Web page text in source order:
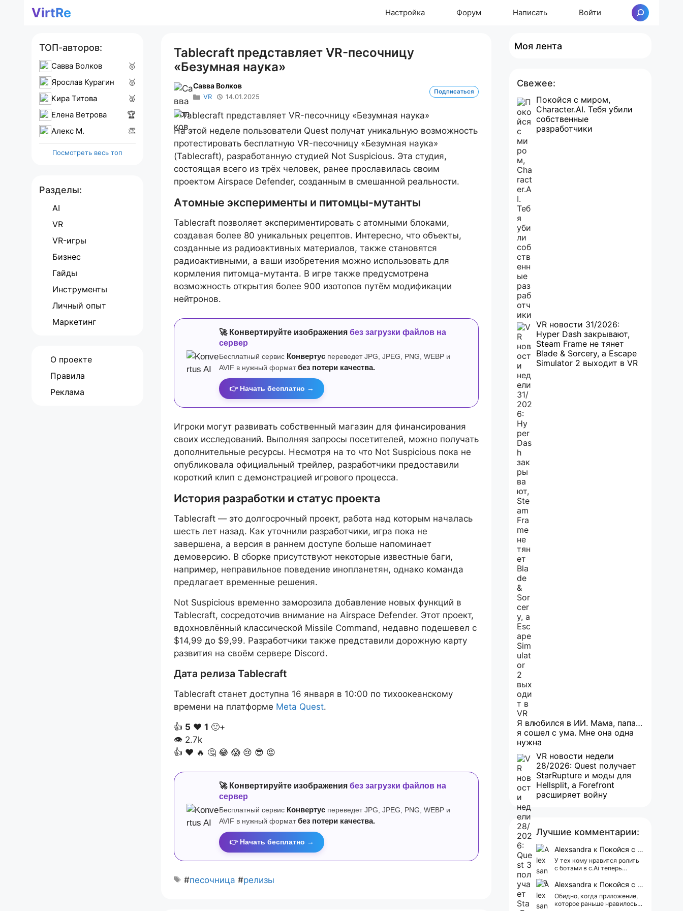
ПерейтиVirtRe Настройка Форум Написать Войти Поиск
Tablecraft представляет VR-песочницу
«Безумная наука»
Савва Волков
VR 14.01.2025
Подписаться
На этой неделе пользователи Quest получат уникальную возможность
протестировать бесплатную VR-песочницу «Безумная наука»
(Tablecraft), разработанную студией Not Suspicious. Эта студия,
состоящая всего из трёх человек, ранее прославилась своим
проектом Airspace Defender, созданным в смешанной реальности.
Атомные эксперименты и питомцы-мутанты
Tablecraft позволяет экспериментировать с атомными блоками,
создавая более 80 уникальных рецептов. Интересно, что объекты,
созданные из радиоактивных материалов, также становятся
радиоактивными, а ваши изобретения можно использовать для
кормления питомца-мутанта. В игре также предусмотрена
возможность открытия более 900 изотопов путём модификации
нейтронов.
🚀 Конвертируйте изображения без загрузки файлов на
сервер
Бесплатный сервис Конвертус переведет JPG, JPEG, PNG, WEBP и
AVIF в нужный формат без потери качества.
👉 Начать бесплатно →
Игроки могут развивать собственный магазин для финансирования
своих исследований. Выполняя запросы посетителей, можно получать
дополнительные ресурсы. Несмотря на то что Not Suspicious пока не
опубликовала официальный трейлер, разработчики предоставили
короткий клип с демонстрацией игрового процесса.
История разработки и статус проекта
Tablecraft — это долгосрочный проект, работа над которым началась
шесть лет назад. Как уточнили разработчики, игра пока не
завершена, а версия в раннем доступе больше напоминает
демоверсию. В сборке присутствуют некоторые известные баги,
например, неправильное поведение инопланетян, однако команда
предлагает временные решения.
Not Suspicious временно заморозила добавление новых функций в
Tablecraft, сосредоточив внимание на Airspace Defender. Этот проект,
вдохновлённый классической Missile Command, недавно подешевел с
$14,99 до $9,99. Разработчики также представили дорожную карту
развития на своём сервере Discord.
Дата релиза Tablecraft
Tablecraft станет доступна 16 января в 10:00 по тихоокеанскому
времени на платформе Meta Quest.
👍 5 ❤️ 1 🙂+
👁 2.7k
👍 ❤️ 🔥 🤔 😂 😱 😢 😎 😡
🚀 Конвертируйте изображения без загрузки файлов на
сервер
Бесплатный сервис Конвертус переведет JPG, JPEG, PNG, WEBP и
AVIF в нужный формат без потери качества.
👉 Начать бесплатно →
#песочница #релизы
ТОП-авторов:
Савва Волков
🥇
Ярослав Курагин
🥈
Кира Титова
🥉
Елена Ветрова
🏆
Алекс M.
👏
Посмотреть весь топ
Разделы:
AI
VR
VR-игры
Бизнес
Гайды
Инструменты
Личный опыт
Маркетинг
О проекте
Правила
Реклама
Моя лента
Свежее:
Покойся с миром,
Character.AI. Тебя убили
собственные
разработчики
VR новости 31/2026:
Hyper Dash закрывают,
Steam Frame не тянет
Blade & Sorcery, а Escape
Simulator 2 выходит в VR
Я влюбился в ИИ. Мама, папа…
я сошел с ума. Мне она одна
нужна
VR новости недели
28/2026: Quest получает
StarRupture и моды для
Hellsplit, а Forefront
расширяет войну
Лучшие комментарии:
Alexsandra к Покойся с миром, Character.AI. Тебя убили собственные разработчики
У тех кому нравится ролить
с ботами в c.Ai теперь
АААААА 😁 ХВАТИТ 🤯😖😵‍💫
Alexsandra к Покойся с миром, Character.AI. Тебя убили собственные разработчики
Обидно, когда приложение,
которое раньше нравилось, а